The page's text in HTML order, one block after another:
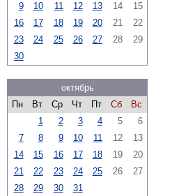
9
10 11 12 13 14
15
16
17 18 19 20 21
22
23
24 25 26 27 28
29
30
октябрь
Пн
Вт Ср Чт Пт Сб
Вс
1
2 3 4 5
6
7
8 9 10 11 12
13
14
15 16 17 18 19
20
21
22 23 24 25 26
27
28
29 30 31